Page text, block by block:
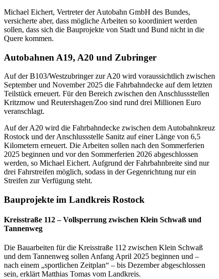
Michael Eichert, Vertreter der Autobahn GmbH des Bundes,
versicherte aber, dass mögliche Arbeiten so koordiniert werden
sollen, dass sich die Bauprojekte von Stadt und Bund nicht in die
Quere kommen.
Autobahnen A19, A20 und Zubringer
Auf der B103/Westzubringer zur A20 wird voraussichtlich zwischen
September und November 2025 die Fahrbahndecke auf dem letzten
Teilstück erneuert. Für den Bereich zwischen den Anschlussstellen
Kritzmow und Reutershagen/Zoo sind rund drei Millionen Euro
veranschlagt.
Auf der A20 wird die Fahrbahndecke zwischen dem Autobahnkreuz
Rostock und der Anschlussstelle Sanitz auf einer Länge von 6,5
Kilometern erneuert. Die Arbeiten sollen nach den Sommerferien
2025 beginnen und vor den Sommerferien 2026 abgeschlossen
werden, so Michael Eichert. Aufgrund der Fahrbahnbreite sind nur
drei Fahrstreifen möglich, sodass in der Gegenrichtung nur ein
Streifen zur Verfügung steht.
Bauprojekte im Landkreis Rostock
Kreisstraße 112 – Vollsperrung zwischen Klein Schwaß und
Tannenweg
Die Bauarbeiten für die Kreisstraße 112 zwischen Klein Schwaß
und dem Tannenweg sollen Anfang April 2025 beginnen und –
nach einem „sportlichen Zeitplan“ – bis Dezember abgeschlossen
sein, erklärt Matthias Tomas vom Landkreis.